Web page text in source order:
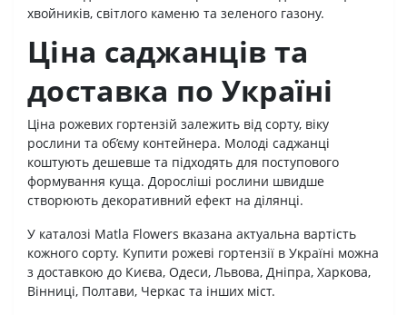
хвойників, світлого каменю та зеленого газону.
Ціна саджанців та
доставка по Україні
Ціна рожевих гортензій залежить від сорту, віку
рослини та об’єму контейнера. Молоді саджанці
коштують дешевше та підходять для поступового
формування куща. Доросліші рослини швидше
створюють декоративний ефект на ділянці.
У каталозі Matla Flowers вказана актуальна вартість
кожного сорту. Купити рожеві гортензії в Україні можна
з доставкою до Києва, Одеси, Львова, Дніпра, Харкова,
Вінниці, Полтави, Черкас та інших міст.